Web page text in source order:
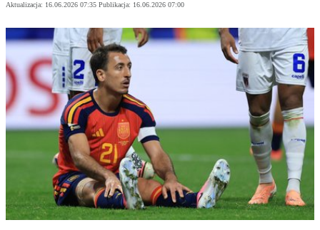
Aktualizacja: 16.06.2026 07:35 Publikacja: 16.06.2026 07:00